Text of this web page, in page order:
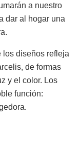
a nuestro
dar al hogar una
los diseños refleja
de formas
y el color. Los
función: